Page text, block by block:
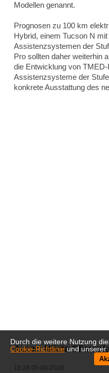
Modellen genannt.
Prognosen zu 100 km
Hybrid, einem Tucson N
Assistenzsystemen der
Pro sollten daher weiterhin
die Entwicklung von
Assistenzsysteme der
konkrete Ausstattung des
Autor:Nikita
18:28 05-08-2026
Durch die weitere Nutzung
Cookie-Richtlinieund unserer